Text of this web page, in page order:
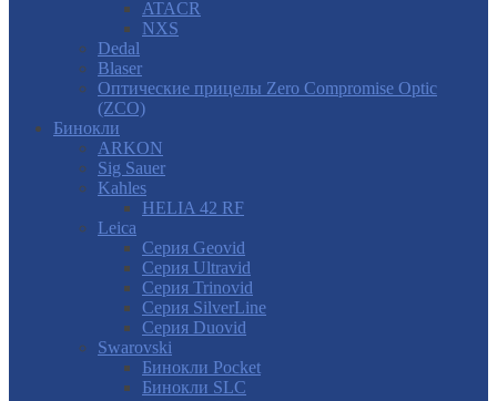
ATACR
NXS
Dedal
Blaser
Оптические прицелы Zero Compromise Optic
(ZCO)
Бинокли
ARKON
Sig Sauer
Kahles
HELIA 42 RF
Leica
Серия Geovid
Серия Ultravid
Серия Trinovid
Серия SilverLine
Серия Duovid
Swarovski
Бинокли Pocket
Бинокли SLC